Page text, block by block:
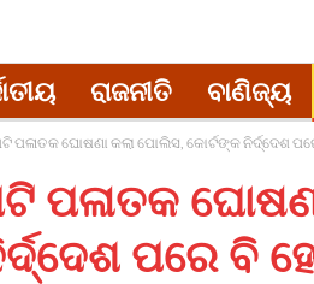
ରାଜନୀତି ବାଣିଜ୍ୟ
ପଳାତକ ଘୋଷଣା କଲା ପୋଲିସ, କୋର୍ଟଙ୍କ ନିର୍ଦ୍ଦେଶ
ପଳାତକ
ପରେ ବି